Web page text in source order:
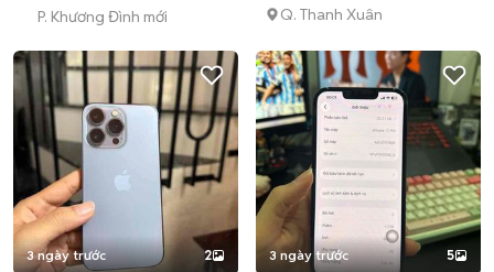
P. Khương Đình mới
Q. Thanh Xuân
3 ngày trước 2 3 ngày trước 5